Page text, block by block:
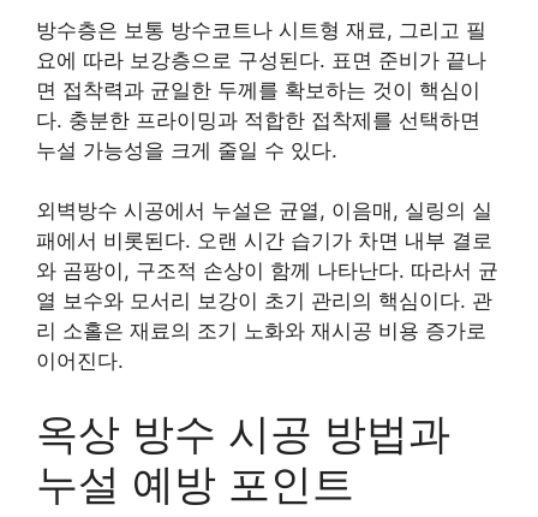
방수층은 보통 방수코트나 시트형 재료, 그리고 필
요에 따라 보강층으로 구성된다. 표면 준비가 끝나
면 접착력과 균일한 두께를 확보하는 것이 핵심이
다. 충분한 프라이밍과 적합한 접착제를 선택하면
누설 가능성을 크게 줄일 수 있다.
외벽방수 시공에서 누설은 균열, 이음매, 실링의 실
패에서 비롯된다. 오랜 시간 습기가 차면 내부 결로
와 곰팡이, 구조적 손상이 함께 나타난다. 따라서 균
열 보수와 모서리 보강이 초기 관리의 핵심이다. 관
리 소홀은 재료의 조기 노화와 재시공 비용 증가로
이어진다.
옥상 방수 시공 방법과
누설 예방 포인트